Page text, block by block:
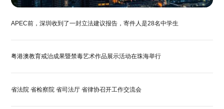
APEC前，深圳收到了一封立法建议报告，寄件人是28名中学生
粤港澳教育戒治成果暨禁毒艺术作品展示活动在珠海举行
省法院 省检察院 省司法厅 省律协召开工作交流会